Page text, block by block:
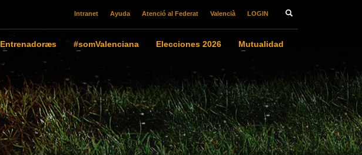
Intranet Ayuda Atenció al Federat Valencià LOGIN
Entrenadoræs #somValenciana Elecciones 2026
Mutualidad